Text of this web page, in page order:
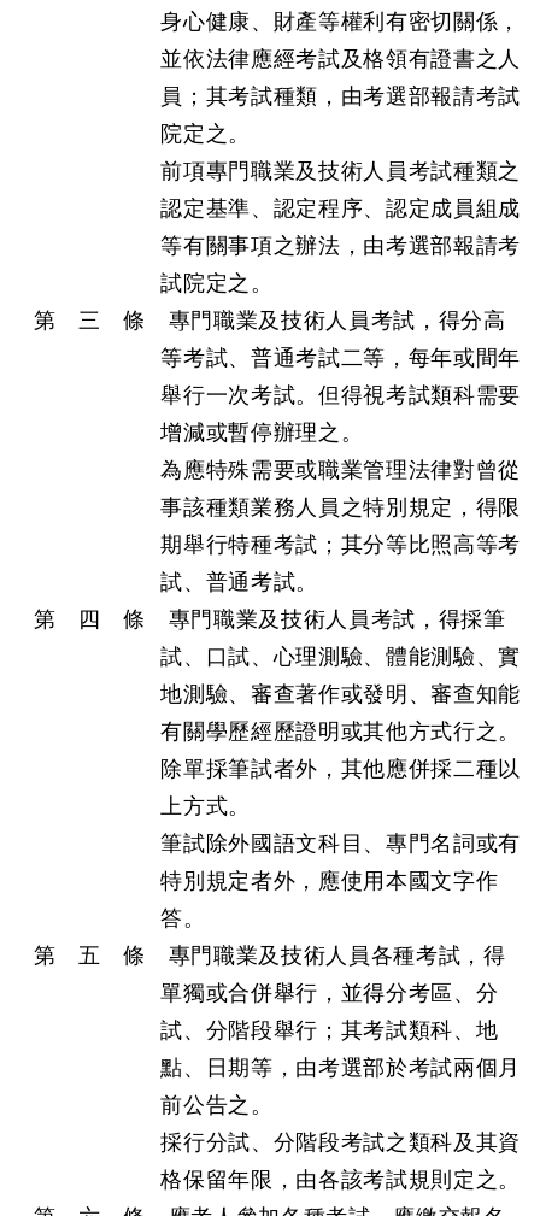
身心健康、財產等權利有密切關係，
並依法律應經考試及格領有證書之人
員；其考試種類，由考選部報請考試
院定之。
前項專門職業及技術人員考試種類之
認定基準、認定程序、認定成員組成
等有關事項之辦法，由考選部報請考
試院定之。
第 三 條 專門職業及技術人員考試，得分高
等考試、普通考試二等，每年或間年
舉行一次考試。但得視考試類科需要
增減或暫停辦理之。
為應特殊需要或職業管理法律對曾從
事該種類業務人員之特別規定，得限
期舉行特種考試；其分等比照高等考
試、普通考試。
第 四 條 專門職業及技術人員考試，得採筆
試、口試、心理測驗、體能測驗、實
地測驗、審查著作或發明、審查知能
有關學歷經歷證明或其他方式行之。
除單採筆試者外，其他應併採二種以
上方式。
筆試除外國語文科目、專門名詞或有
特別規定者外，應使用本國文字作
答。
第 五 條 專門職業及技術人員各種考試，得
單獨或合併舉行，並得分考區、分
試、分階段舉行；其考試類科、地
點、日期等，由考選部於考試兩個月
前公告之。
採行分試、分階段考試之類科及其資
格保留年限，由各該考試規則定之。